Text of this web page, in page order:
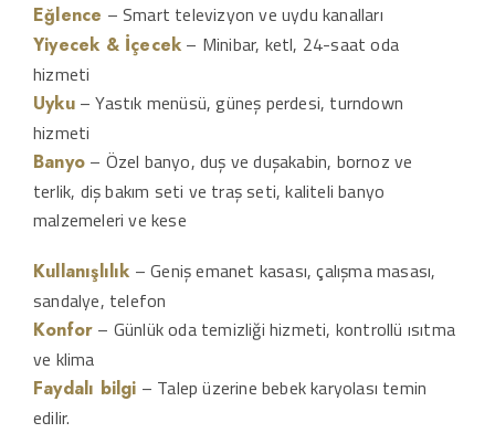
Eğlence – Smart televizyon ve uydu kanalları
Yiyecek & İçecek – Minibar, ketl, 24-saat oda
hizmeti
Uyku– Yastık menüsü, güneş perdesi, turndown
hizmeti
Banyo – Özel banyo, duş ve duşakabin, bornoz ve
terlik, diş bakım seti ve traş seti, kaliteli banyo
malzemeleri ve kese
Kullanışlılık – Geniş emanet kasası, çalışma masası,
sandalye, telefon
Konfor – Günlük oda temizliği hizmeti, kontrollü ısıtma
ve klima
Faydalı bilgi – Talep üzerine bebek karyolası temin
edilir.